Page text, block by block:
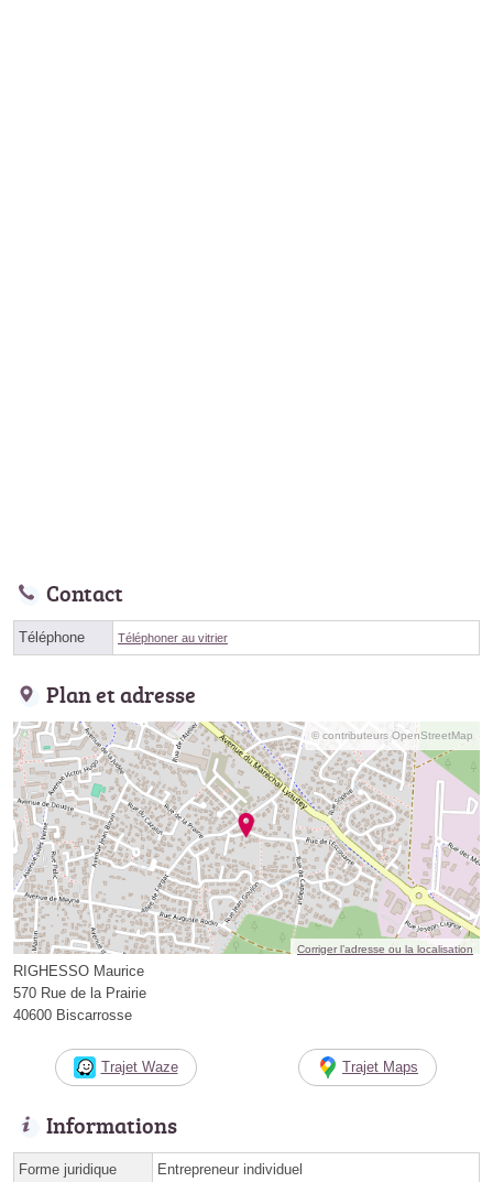
Contact
Téléphone Téléphoner au vitrier
Plan et adresse
© contributeurs OpenStreetMap
Corriger l’adresse ou la localisation
RIGHESSO Maurice
570 Rue de la Prairie
40600 Biscarrosse
Trajet Waze Trajet Maps
Informations
Forme juridique Entrepreneur individuel